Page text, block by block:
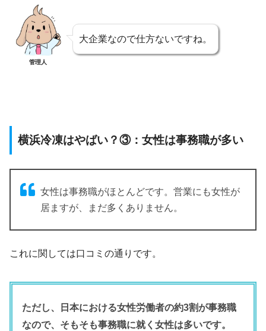
管理人
大企業なので仕方ないですね。
横浜冷凍はやばい？③：女性は事務職が多い
女性は事務職がほとんどです。営業にも女性が
居ますが、まだ多くありません。
これに関しては口コミの通りです。
ただし、日本における女性労働者の約3割が事務職
なので、そもそも事務職に就く女性は多いです。